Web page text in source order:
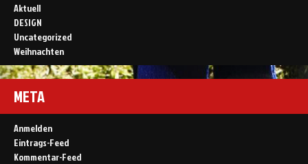
Aktuell
DESIGN
Uncategorized
Weihnachten
META
Anmelden
Eintrags-Feed
Kommentar-Feed